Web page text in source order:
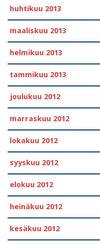
huhtikuu 2013
maaliskuu 2013
helmikuu 2013
tammikuu 2013
joulukuu 2012
marraskuu 2012
lokakuu 2012
syyskuu 2012
elokuu 2012
heinäkuu 2012
kesäkuu 2012